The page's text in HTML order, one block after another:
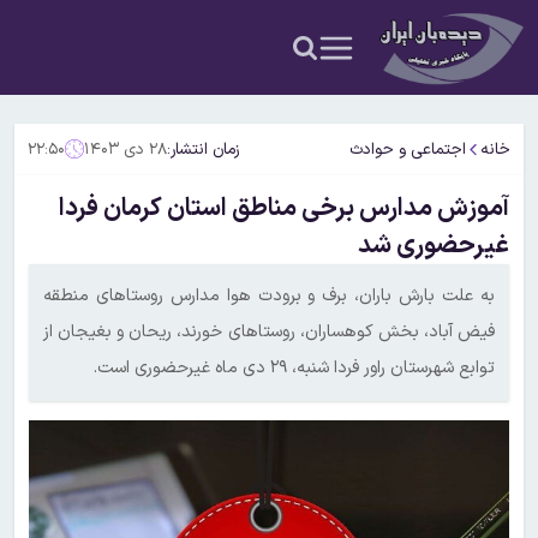
خانه اجتماعی و حوادث زمان انتشار:۲۸ دی ۱۴۰۳ ۲۲:۵۰
آموزش مدارس برخی مناطق استان کرمان فردا
غیرحضوری شد
به علت بارش باران، برف و برودت هوا مدارس روستاهای منطقه
فیض آباد، بخش کوهساران، روستاهای خورند، ریحان و بغیجان از
توابع شهرستان راور فردا شنبه، ۲۹ دی ماه غیرحضوری است.